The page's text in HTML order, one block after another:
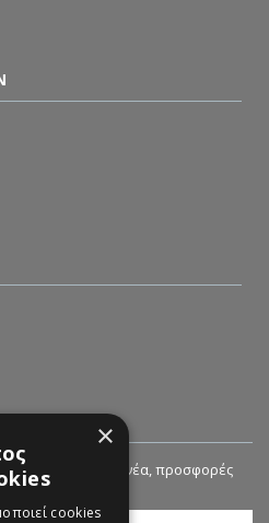
να λαμβάνετε νέα, προσφορές
×
cookies